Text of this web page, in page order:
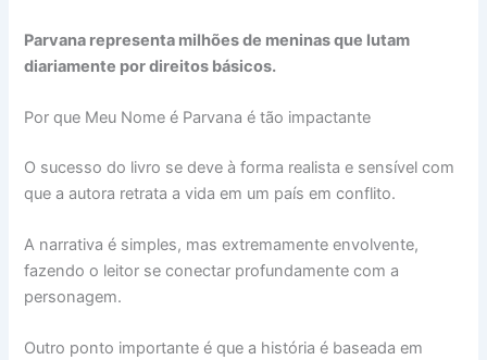
Parvana representa milhões de meninas que lutam
diariamente por direitos básicos.
Por que Meu Nome é Parvana é tão impactante
O sucesso do livro se deve à forma realista e sensível com
que a autora retrata a vida em um país em conflito.
A narrativa é simples, mas extremamente envolvente,
fazendo o leitor se conectar profundamente com a
personagem.
Outro ponto importante é que a história é baseada em